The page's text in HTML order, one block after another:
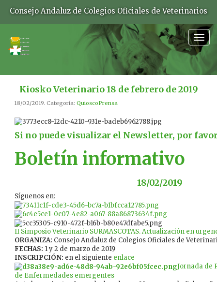
Consejo Andaluz de Colegios Oficiales de Veterinarios
Kiosko Veterinario 18 de febrero de 2019
18/02/2019. Categoría: QuioscoPrensa
Si no puede visualizar el Newsletter, por
Boletín informativo
18/02/2019
Síguenos en:
II Simposio Veterinario SURMASCOTAS. Actualización en
ORGANIZA: Consejo Andaluz de Colegios Oficiales de
FECHAS: 1 y 2 de marzo de 2019
INSCRIPCIÓN: en el siguiente enlace
Jornada de
de Enfermedades emergentes